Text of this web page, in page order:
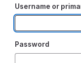
Username or
Password